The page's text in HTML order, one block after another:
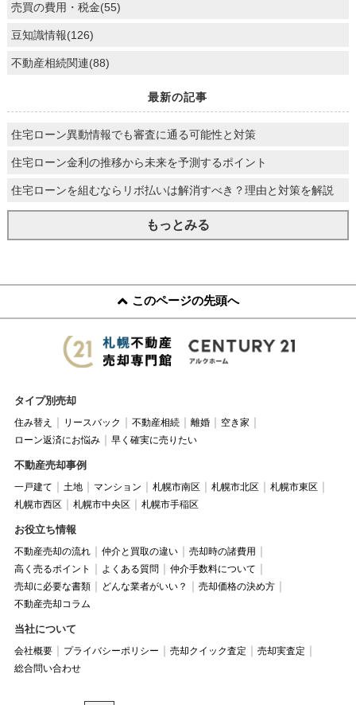
売買の費用・税金(55)
豆知識情報(126)
不動産相続関連(88)
最新の記事
住宅ローン異動情報でも審査に通る可能性と対策
住宅ローン金利の推移から未来を予測するポイント
住宅ローンを組むならリボ払いは解消すべき？理由と対策を解説
もっとみる
このページの先頭へ
タイプ別売却
住み替え リースバック 不動産相続 離婚
空き家
ローン返済にお悩み
早く確実に売りたい
不動産売却事例
一戸建て 土地 マンション 札幌市南区 札幌市北区
札幌市東区
札幌市西区
札幌市中央区 札幌市手稲区
お役立ち情報
不動産売却の流れ 仲介と買取の違い
売却時の諸費用
高く売るポイント
よくある質問
仲介手数料について
売却に必要な書類
どんな業者がいい？
売却価格の決め方
不動産売却コラム
当社について
会社概要 プライバシーポリシー 売却クイック査定
売却実査定
総合問い合わせ